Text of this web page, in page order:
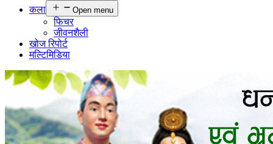
कला
Open menu
फिचर
जीवनशैली
खोज रिपोर्ट
मल्टिमिडिया